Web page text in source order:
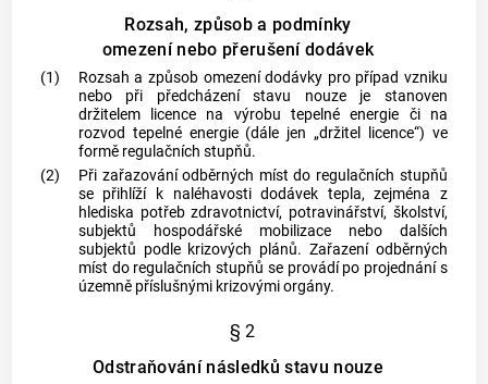
Rozsah, způsob a podmínky
omezení nebo přerušení dodávek
(1)
Rozsah a způsob omezení dodávky pro případ vzniku
nebo při předcházení stavu nouze je stanoven
držitelem licence na výrobu tepelné energie či na
rozvod tepelné energie(dále jen „držitel licence“) ve
formě regulačních stupňů.
(2)
Při zařazováníodběrných míst do regulačních stupňů
se přihlíží k naléhavosti dodávek tepla, zejména z
hlediska potřeb zdravotnictví, potravinářství, školství,
subjektů hospodářské mobilizace nebo dalších
subjektů podle krizových plánů. Zařazení odběrných
míst do regulačních stupňů se provádí po projednání s
územně příslušnými krizovými orgány.
§ 2
Odstraňování následků stavu nouze